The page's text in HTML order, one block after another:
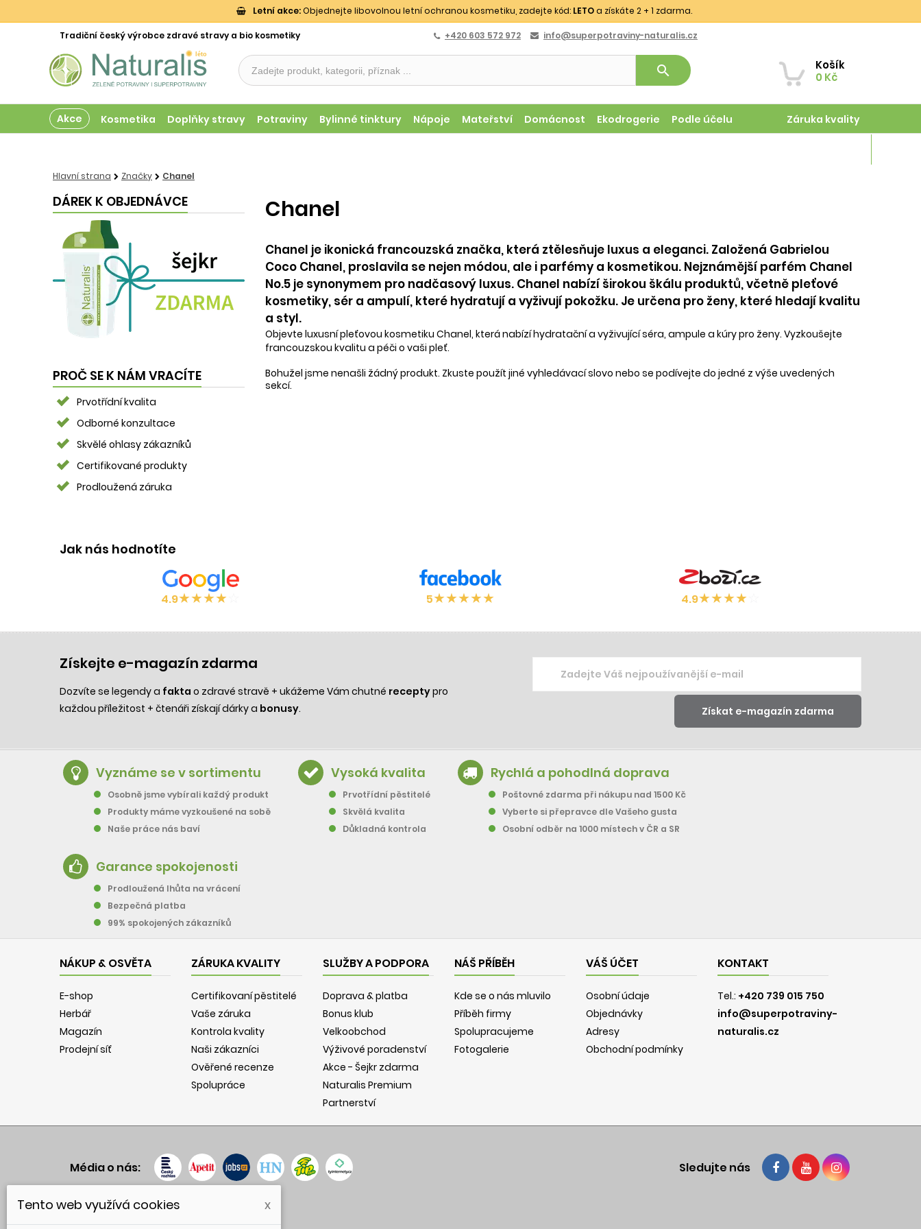
Letní akce:Objednejte libovolnou letní ochranou kosmetiku, zadejte kód: LETOa získáte 2 + 1 zdarma.
Tradiční český výrobce zdravé stravy a bio kosmetiky +420 603 572 972 info@superpotraviny-naturalis.cz
Košík
0 Kč
search
Akce Kosmetika Doplňky stravy Potraviny Bylinné tinktury Nápoje Mateřství Domácnost Ekodrogerie Podle účelu Záruka kvality
Hlavní strana Značky Chanel
DÁREK K OBJEDNÁVCE
PROČ SE K NÁM VRACÍTE
Prvotřídní kvalita
Odborné konzultace
Skvělé ohlasy zákazníků
Certifikované produkty
Prodloužená záruka
Chanel
Chanel je ikonická francouzská značka, která ztělesňuje luxus a eleganci. Založená Gabrielou
Coco Chanel, proslavila se nejen módou, ale i parfémy a kosmetikou. Nejznámější parfém Chanel
No.5 je synonymem pro nadčasový luxus. Chanel nabízí širokou škálu produktů, včetně pleťové
kosmetiky, sér a ampulí, které hydratují a vyživují pokožku. Je určena pro ženy, které hledají kvalitu
a styl.
Objevte luxusní pleťovou kosmetiku Chanel, která nabízí hydratační a vyživující séra, ampule a kúry pro ženy. Vyzkoušejte
francouzskou kvalitu a péči o vaši pleť.
Bohužel jsme nenašli žádný produkt. Zkuste použít jiné vyhledávací slovo nebo se podívejte do jedné z výše uvedených
sekcí.
Jak nás hodnotíte
4.9★★★★ 5★★★★★ 4.9★★★★
Získejte e-magazín zdarma
Dozvíte se legendy a fakta o zdravé stravě + ukážeme Vám chutné receptypro
každou příležitost + čtenáři získají dárky a bonusy.
Vyznáme se v sortimentu
Osobně jsme vybírali každý produkt
Produkty máme vyzkoušené na sobě
Naše práce nás baví
Vysoká kvalita
Prvotřídní pěstitelé
Skvělá kvalita
Důkladná kontrola
Rychlá a pohodlná doprava
Poštovné zdarma při nákupu nad 1500 Kč
Vyberte si přepravce dle Vašeho gusta
Osobní odběr na 1000 místech v ČR a SR
Garance spokojenosti
Prodloužená lhůta na vrácení
Bezpečná platba
99% spokojených zákazníků
NÁKUP & OSVĚTA
E-shop
Herbář
Magazín
Prodejní síť
ZÁRUKA KVALITY
Certifikovaní pěstitelé
Vaše záruka
Kontrola kvality
Naši zákazníci
Ověřené recenze
Spolupráce
SLUŽBY A PODPORA
Doprava & platba
Bonus klub
Velkoobchod
Výživové poradenství
Akce - Šejkr zdarma
Naturalis Premium
Partnerství
NÁŠ PŘÍBĚH
Kde se o nás mluvilo
Příběh firmy
Spolupracujeme
Fotogalerie
VÁŠ ÚČET
Osobní údaje
Objednávky
Adresy
Obchodní podmínky
KONTAKT
Tel.: +420 739 015 750
info@superpotraviny-
naturalis.cz
Média o nás: Sledujte nás
Tento web využívá cookies x